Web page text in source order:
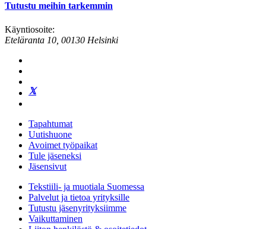
Tutustu meihin tarkemmin
Käyntiosoite:
Eteläranta 10, 00130 Helsinki
Tapahtumat
Uutishuone
Avoimet työpaikat
Tule jäseneksi
Jäsensivut
Tekstiili- ja muotiala Suomessa
Palvelut ja tietoa yrityksille
Tutustu jäsenyrityksiimme
Vaikuttaminen